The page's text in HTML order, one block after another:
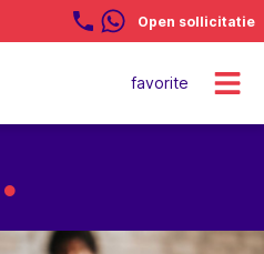
Open sollicitatie
favorite
.